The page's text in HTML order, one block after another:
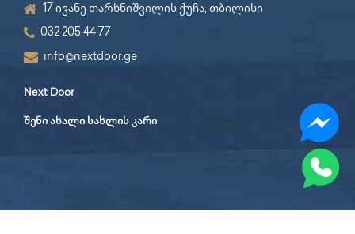
17 ივანე თარხნიშვილის ქუჩა, თბილისი
032 205 44 77
info@nextdoor.ge
Next Door
შენი ახალი სახლის კარი